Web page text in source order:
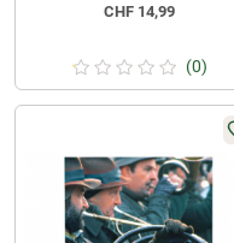
muss
CHF14,99
(0)